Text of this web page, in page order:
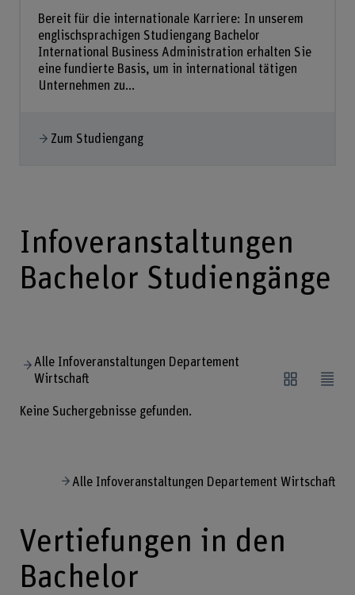
Bereit für die internationale Karriere: In unserem
englischsprachigen Studiengang Bachelor
International Business Administration erhalten Sie
eine fundierte Basis, um in international tätigen
Unternehmen zu...
Zum Studiengang
Infoveranstaltungen
Bachelor Studiengänge
Alle Infoveranstaltungen Departement
Wirtschaft
Keine Suchergebnisse gefunden.
Alle Infoveranstaltungen Departement Wirtschaft
Vertiefungen in den
Bachelor